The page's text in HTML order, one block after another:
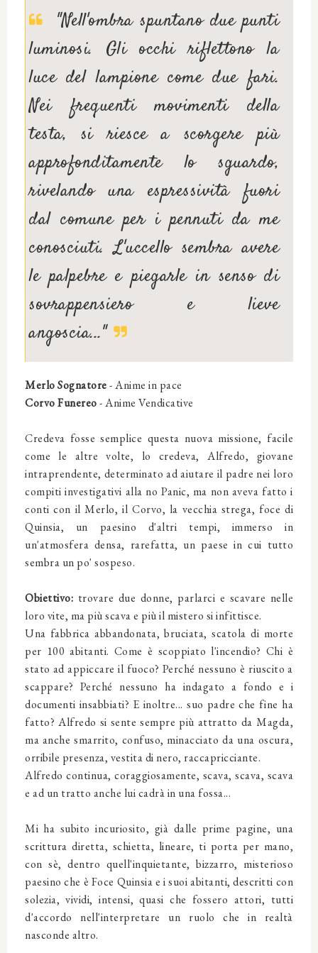
"Nell'ombra spuntano due punti
luminosi. Gli occhi riflettono la
luce del lampione come due fari.
Nei frequenti movimenti della
testa, si riesce a scorgere più
approfonditamente lo sguardo,
rivelando una espressività fuori
dal comune per i pennuti da me
conosciuti. L'uccello sembra avere
le palpebre e piegarle in senso di
sovrappensiero e lieve
angoscia..."
Merlo Sognatore- Anime in pace
Corvo Funereo- Anime Vendicative
Credeva fosse semplice questa nuova missione, facile
come le altre volte, lo credeva, Alfredo, giovane
intraprendente, determinato ad aiutare il padre nei loro
compiti investigativi alla no Panic, ma non aveva fatto i
conti con il Merlo, il Corvo, la vecchia strega, foce di
Quinsia, un paesino d'altri tempi, immerso in
un'atmosfera densa, rarefatta, un paese in cui tutto
sembra un po' sospeso.
Obiettivo: trovare due donne, parlarci e scavare nelle
loro vite, ma più scava e più il mistero si infittisce.
Una fabbrica abbandonata, bruciata, scatola di morte
per 100 abitanti. Come è scoppiato l'incendio? Chi è
stato ad appiccare il fuoco? Perché nessuno è riuscito a
scappare? Perché nessuno ha indagato a fondo e i
documenti insabbiati? E inoltre... suo padre che fine ha
fatto? Alfredo si sente sempre più attratto da Magda,
ma anche smarrito, confuso, minacciato da una oscura,
orribile presenza, vestita di nero, raccapricciante.
Alfredo continua, coraggiosamente, scava, scava, scava
e ad un tratto anche lui cadrà in una fossa...
Mi ha subito incuriosito, già dalle prime pagine, una
scrittura diretta, schietta, lineare, ti porta per mano,
con sè, dentro quell'inquietante, bizzarro, misterioso
paesino che è Foce Quinsia e i suoi abitanti, descritti con
solezia, vividi, intensi, quasi che fossero attori, tutti
d'accordo nell'interpretare un ruolo che in realtà
nasconde altro.